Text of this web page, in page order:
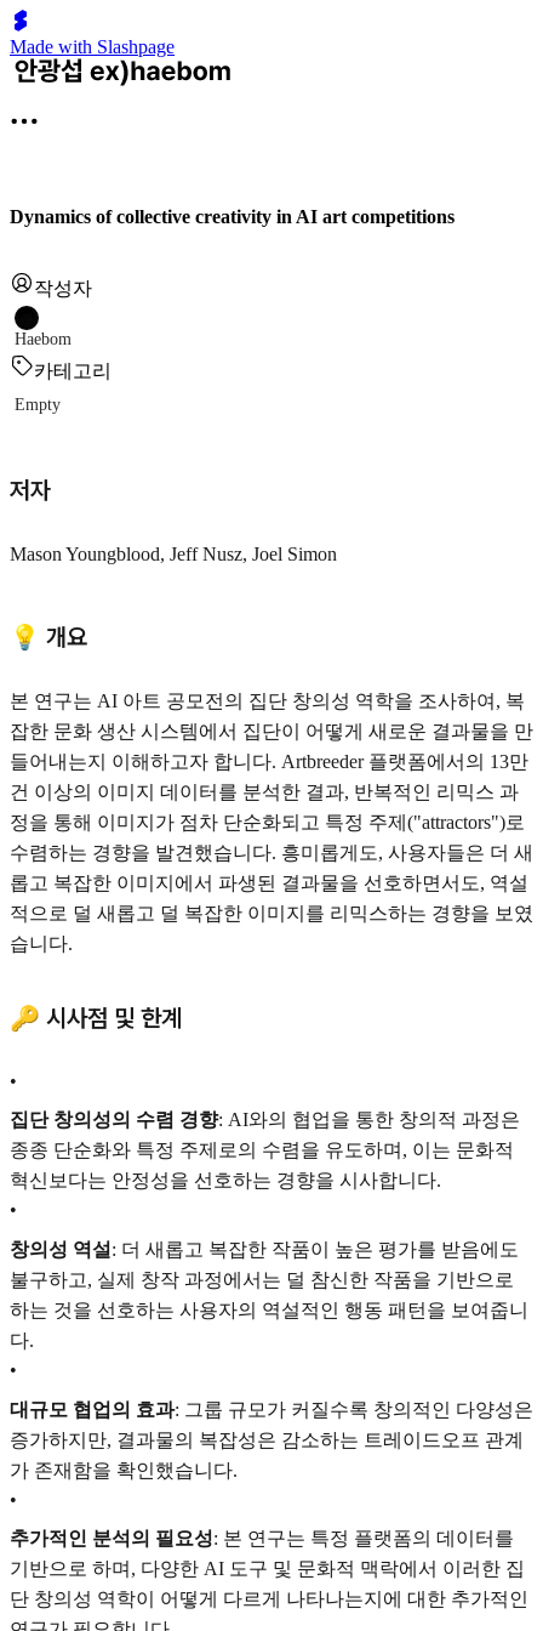
Made with Slashpage
Dynamics of collective creativity in AI art competitions
작성자
Haebom
카테고리
Empty
저자
Mason Youngblood, Jeff Nusz, Joel Simon
💡 개요
본 연구는 AI 아트 공모전의 집단 창의성 역학을 조사하여, 복
잡한 문화 생산 시스템에서 집단이 어떻게 새로운 결과물을 만
들어내는지 이해하고자 합니다. Artbreeder 플랫폼에서의 13만
건 이상의 이미지 데이터를 분석한 결과, 반복적인 리믹스 과
정을 통해 이미지가 점차 단순화되고 특정 주제("attractors")로
수렴하는 경향을 발견했습니다. 흥미롭게도, 사용자들은 더 새
롭고 복잡한 이미지에서 파생된 결과물을 선호하면서도, 역설
적으로 덜 새롭고 덜 복잡한 이미지를 리믹스하는 경향을 보였
습니다.
🔑 시사점 및 한계
•
집단 창의성의 수렴 경향: AI와의 협업을 통한 창의적 과정은
종종 단순화와 특정 주제로의 수렴을 유도하며, 이는 문화적
혁신보다는 안정성을 선호하는 경향을 시사합니다.
•
창의성 역설 : 더 새롭고 복잡한 작품이 높은 평가를 받음에도
불구하고, 실제 창작 과정에서는 덜 참신한 작품을 기반으로
하는 것을 선호하는 사용자의 역설적인 행동 패턴을 보여줍니
다.
•
대규모 협업의 효과: 그룹 규모가 커질수록 창의적인 다양성은
증가하지만, 결과물의 복잡성은 감소하는 트레이드오프 관계
가 존재함을 확인했습니다.
•
추가적인 분석의 필요성: 본 연구는 특정 플랫폼의 데이터를
기반으로 하며, 다양한 AI 도구 및 문화적 맥락에서 이러한 집
단 창의성 역학이 어떻게 다르게 나타나는지에 대한 추가적인